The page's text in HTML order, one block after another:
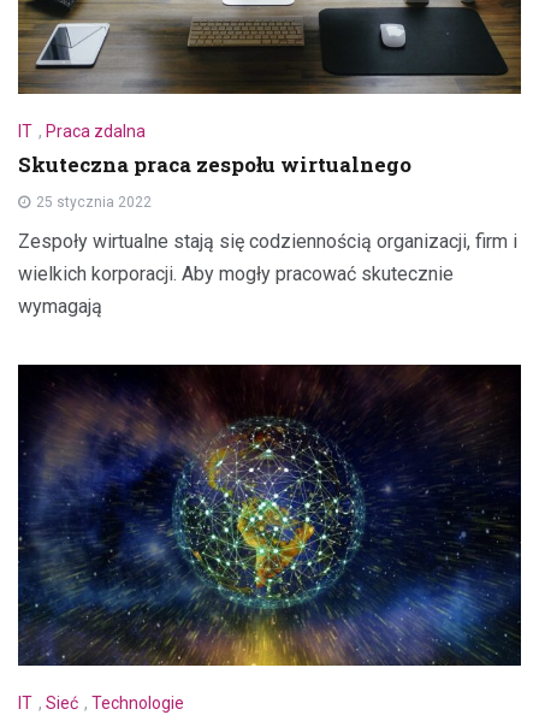
IT , Praca zdalna
Skuteczna praca zespołu wirtualnego
25 stycznia 2022
Zespoły wirtualne stają się codziennością organizacji, firm i
wielkich korporacji. Aby mogły pracować skutecznie
wymagają
IT , Sieć , Technologie